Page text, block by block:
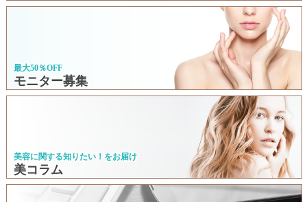
最大50％OFF
モニター募集
美容に関する知りたい！をお届け
美コラム